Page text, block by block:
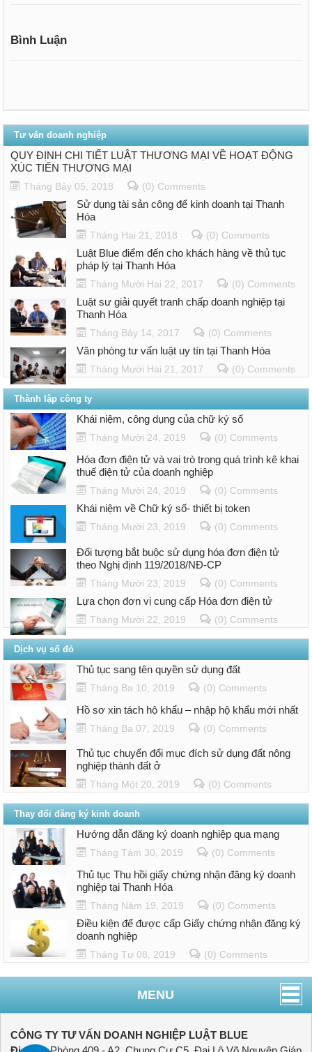
Bình Luận
Tư vấn doanh nghiệp
QUY ĐỊNH CHI TIẾT LUẬT THƯƠNG MẠI VỀ HOẠT ĐỘNG
XÚC TIẾN THƯƠNG MẠI
Tháng Bảy 05, 2018 (0) Comments
Sử dụng tài sản công để kinh doanh tại Thanh
Hóa
Tháng Hai 21, 2018 (0) Comments
Luật Blue điểm đến cho khách hàng về thủ tục
pháp lý tại Thanh Hóa
Tháng Mười Hai 22, 2017 (0) Comments
Luật sư giải quyết tranh chấp doanh nghiệp tại
Thanh Hóa
Tháng Bảy 14, 2017 (0) Comments
Văn phòng tư vấn luật uy tín tại Thanh Hóa
Tháng Mười Hai 21, 2017 (0) Comments
Thành lập công ty
Khái niệm, công dụng của chữ ký số
Tháng Mười 24, 2019 (0) Comments
Hóa đơn điện tử và vai trò trong quá trình kê khai
thuế điện tử của doanh nghiệp
Tháng Mười 24, 2019 (0) Comments
Khái niệm về Chữ ký số- thiết bị token
Tháng Mười 23, 2019 (0) Comments
Đối tượng bắt buộc sử dụng hóa đơn điện tử
theo Nghị định 119/2018/NĐ-CP
Tháng Mười 23, 2019 (0) Comments
Lựa chọn đơn vị cung cấp Hóa đơn điện tử
Tháng Mười 22, 2019 (0) Comments
Dịch vụ sổ đỏ
Thủ tục sang tên quyền sử dụng đất
Tháng Ba 10, 2019 (0) Comments
Hồ sơ xin tách hộ khẩu – nhập hộ khẩu mới nhất
Tháng Ba 07, 2019 (0) Comments
Thủ tục chuyển đổi mục đích sử dụng đất nông
nghiệp thành đất ở
Tháng Một 20, 2019 (0) Comments
Thay đổi đăng ký kinh doanh
Hướng dẫn đăng ký doanh nghiệp qua mạng
Tháng Tám 30, 2019 (0) Comments
Thủ tục Thu hồi giấy chứng nhận đăng ký doanh
nghiệp tại Thanh Hóa
Tháng Năm 19, 2019 (0) Comments
Điều kiện để được cấp Giấy chứng nhận đăng ký
doanh nghiệp
Tháng Tư 08, 2019 (0) Comments
MENU
CÔNG TY TƯ VẤN DOANH NGHIỆP LUẬT BLUE